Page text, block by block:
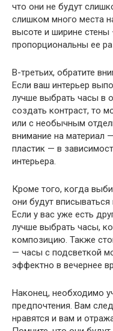
что они не будут
слишком много места
высоте и ширине
пропорциональны ее
В-третьих, обратите
Если ваш интерьер
лучше выбрать часы в
создать контраст, то
или с необычным
внимание на материал
пластик — в
интерьера.
Кроме того, когда
они будут
Если у вас уже есть
лучше выбрать часы,
композицию. Также
— часы с подсветкой
эффектно в вечернее
Наконец, необходимо
предпочтения. Вам
нравятся и вам и